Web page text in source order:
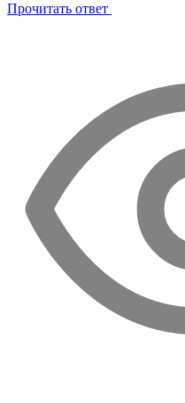
Прочитать ответ